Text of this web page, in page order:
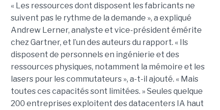
« Les ressources dont disposent les fabricants ne
suivent pas le rythme de la demande », a expliqué
Andrew Lerner, analyste et vice-président émérite
chez Gartner, et l’un des auteurs du rapport. « Ils
disposent de personnels en ingénierie et des
ressources physiques, notamment la mémoire et les
lasers pour les commutateurs », a-t-il ajouté. « Mais
toutes ces capacités sont limitées. » Seules quelque
200 entreprises exploitent des datacenters IA haut